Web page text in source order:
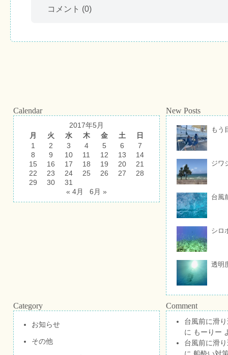
コメント (0)
Calendar
2017年5月
月
火 水 木 金 土
日
1
2 3 4 5 6
7
8
9 10 11 12 13
14
15
16 17 18 19 20
21
22
23 24 25 26 27
28
29
30
31
« 4月
6月 »
New Posts
もう
ジワ
台風
シロ
透明
Category
お知らせ
その他
Comment
台風前に滑
に もーりー
台風前に滑